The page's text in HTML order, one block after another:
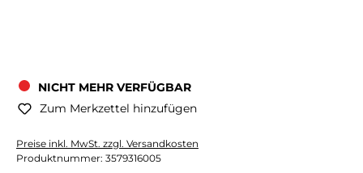
NICHT MEHR VERFÜGBAR
Zum Merkzettel hinzufügen
Preise inkl. MwSt. zzgl. Versandkosten
Produktnummer: 3579316005